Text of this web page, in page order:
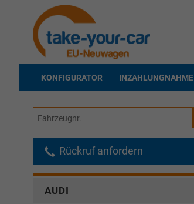
KONFIGURATOR INZAHLUNGNAHME
Fahrzeugnr.
Rückruf anfordern
AUDI